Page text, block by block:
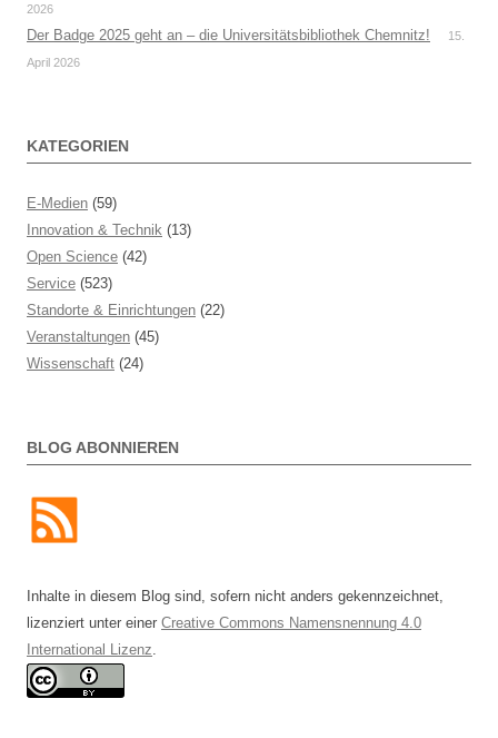
2026
Der Badge 2025 geht an – die Universitätsbibliothek Chemnitz!
15.
April 2026
KATEGORIEN
E-Medien (59)
Innovation & Technik (13)
Open Science (42)
Service (523)
Standorte & Einrichtungen (22)
Veranstaltungen (45)
Wissenschaft (24)
BLOG ABONNIEREN
Inhalte in diesem Blog sind, sofern nicht anders gekennzeichnet,
lizenziert unter einer Creative Commons Namensnennung 4.0
International Lizenz